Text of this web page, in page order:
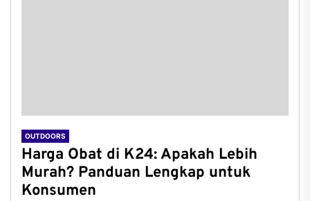
OUTDOORS
Harga Obat di K24: Apakah Lebih
Murah? Panduan Lengkap untuk
Konsumen